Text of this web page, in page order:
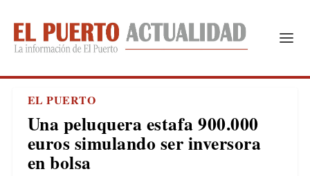
EL PUERTO
Una peluquera estafa 900.000
euros simulando ser inversora
en bolsa